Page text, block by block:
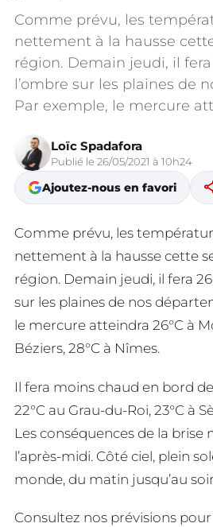
Comme prévu, les
nettement à la hausse
région. Demain jeudi, il fera
l’ombre sur les plaines de
Par exemple, le mercure
Loïc Spadafora
Publié le 26/05/2021 à 10h24
Ajoutez-nous en favori
Comme prévu, les
nettement à la hausse cette
région. Demain jeudi, il fera
sur les plaines de nos
le mercure atteindra 26°C à
Béziers, 28°C à Nîmes.
Il fera moins chaud en bord
22°C au Grau-du-Roi, 23°C à
Les conséquences de la brise
l’après-midi. Côté ciel, plein
monde, du matin jusqu’au
Consultez nos prévisions